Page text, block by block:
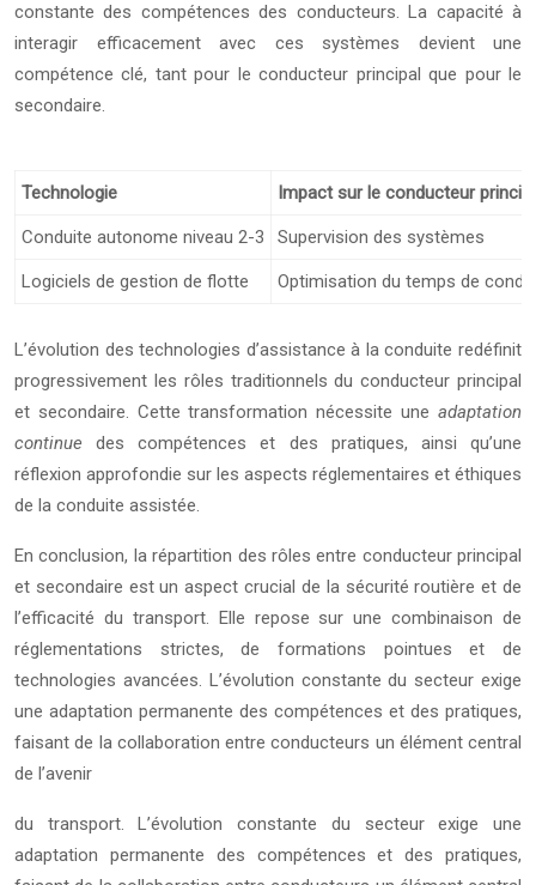
constante des compétences des conducteurs. La capacité à
interagir efficacement avec ces systèmes devient une
compétence clé, tant pour le conducteur principal que pour le
secondaire.
Technologie Impact sur le conducteur
Conduite autonome niveau 2-3 Supervision des systèmes
Logiciels de gestion de flotte Optimisation du temps de
L’évolution des technologies d’assistance à la conduite redéfinit
progressivement les rôles traditionnels du conducteur principal
et secondaire. Cette transformation nécessite une adaptation
continuedes compétences et des pratiques, ainsi qu’une
réflexion approfondie sur les aspects réglementaires et éthiques
de la conduite assistée.
En conclusion, la répartition des rôles entre conducteur principal
et secondaire est un aspect crucial de la sécurité routière et de
l’efficacité du transport. Elle repose sur une combinaison de
réglementations strictes, de formations pointues et de
technologies avancées. L’évolution constante du secteur exige
une adaptation permanente des compétences et des pratiques,
faisant de la collaboration entre conducteurs un élément central
de l’avenir
du transport. L’évolution constante du secteur exige une
adaptation permanente des compétences et des pratiques,